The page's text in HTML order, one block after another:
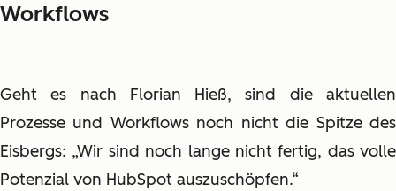
Workflows
Geht es nach Florian Hieß, sind die aktuellen
Prozesse und Workflows noch nicht die Spitze des
Eisbergs: „Wir sind noch lange nicht fertig, das volle
Potenzial von HubSpot auszuschöpfen.“